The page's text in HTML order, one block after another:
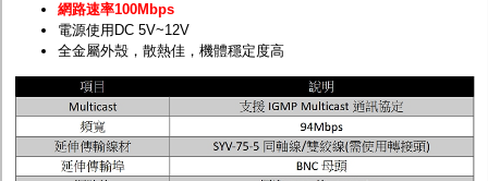
網路速率100Mbps
電源使用DC 5V~12V
全金屬外殼，散熱佳，機體穩定度高